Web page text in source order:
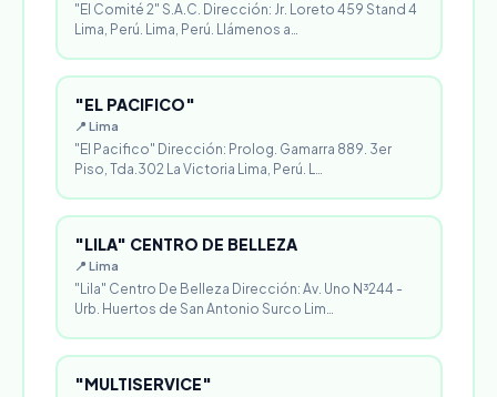
"El Comité 2" S.A.C. Dirección: Jr. Loreto 459 Stand 4
Lima, Perú. Lima, Perú. Llámenos a…
"EL PACIFICO"
📍 Lima
"El Pacifico" Dirección: Prolog. Gamarra 889. 3er
Piso, Tda.302 La Victoria Lima, Perú. L…
"LILA" CENTRO DE BELLEZA
📍 Lima
"Lila" Centro De Belleza Dirección: Av. Uno N³244 -
Urb. Huertos de San Antonio Surco Lim…
"MULTISERVICE"